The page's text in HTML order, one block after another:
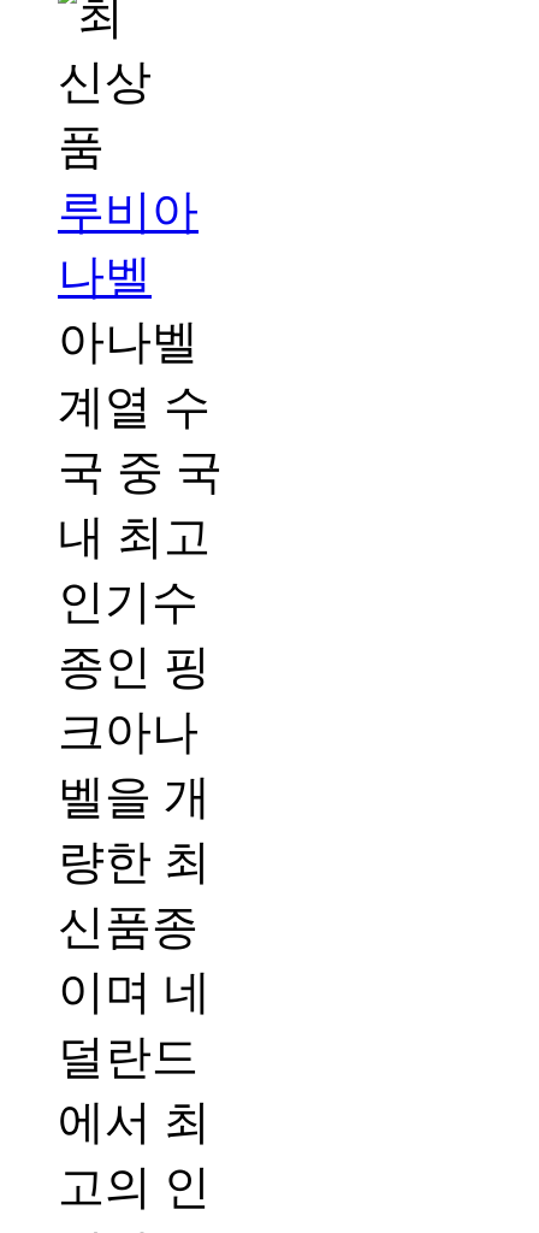
루비아
나벨
아나벨
계열 수
국 중 국
내 최고
인기수
종인 핑
크아나
벨을 개
량한 최
신품종
이며 네
덜란드
에서 최
고의 인